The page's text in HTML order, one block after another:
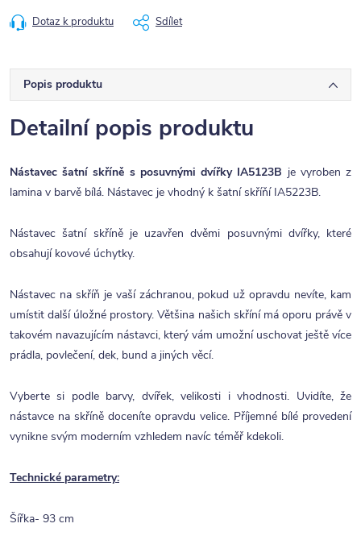
Dotaz k produktu Sdílet
Popis produktu
Detailní popis produktu
Nástavec šatní skříně s posuvnými dvířky IA5123B je vyroben z
lamina v barvě bílá. Nástavec je vhodný k šatní skříňí IA5223B.
Nástavec šatní skříně je uzavřen dvěmi posuvnými dvířky, které
obsahují kovové úchytky.
Nástavec na skříň je vaší záchranou, pokud už opravdu nevíte, kam
umístit další úložné prostory. Většina našich skříní má oporu právě v
takovém navazujícím nástavci, který vám umožní uschovat ještě více
prádla, povlečení, dek, bund a jiných věcí.
Vyberte si podle barvy, dvířek, velikosti i vhodnosti. Uvidíte, že
nástavce na skříně doceníte opravdu velice. Příjemné bílé provedení
vynikne svým moderním vzhledem navíc téměř kdekoli.
Technické parametry:
Šířka- 93 cm